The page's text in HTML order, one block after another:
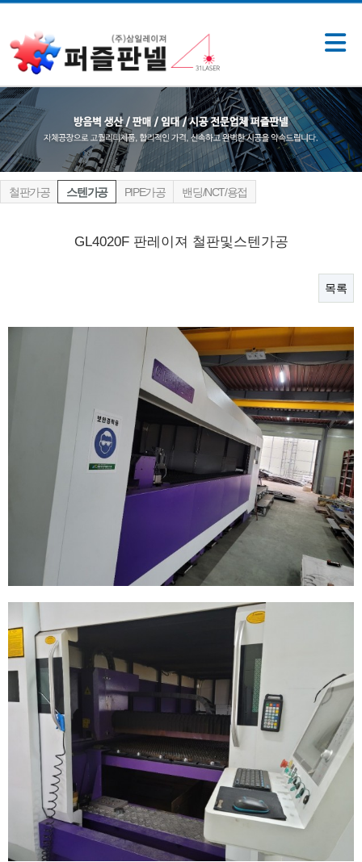
철판가공 스텐가공 PIPE가공 밴딩/NCT/용접
GL4020F 판레이져 철판및스텐가공
목록